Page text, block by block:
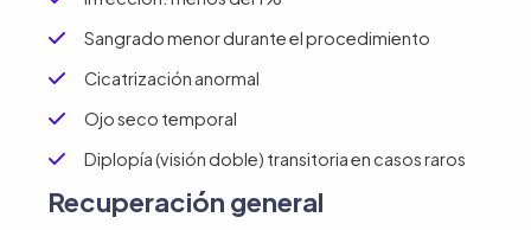
Sangrado menor durante el procedimiento
Cicatrización anormal
Ojo seco temporal
Diplopía (visión doble) transitoria en casos raros
Recuperación general